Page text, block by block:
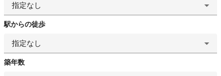
指定なし
駅からの徒歩
指定なし
築年数